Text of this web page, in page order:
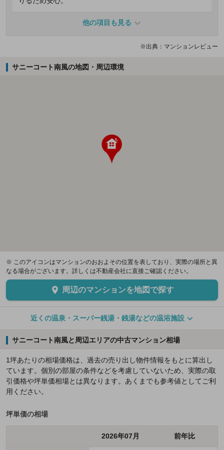
他の項目も見る
※出典：マンションレビュー
サニーコート南風の地図・周辺環境
※ このアイコンはマンションのおおよその位置を表しており、実際の場所と異
なる場合がございます。詳しくは不動産会社に直接ご確認ください。
周辺のマンションを地図で探す
近くの温泉・スーパー銭湯・銭湯などの温浴施設
サニーコート南風と周辺エリアの中古マンション相場
1坪あたりの相場価格は、過去の売り出し物件情報をもとに算出し
ています。個別の部屋の条件などを考慮していないため、実際の取
引価格や坪単価相場とは異なります。あくまでも参考値としてご利
用ください。
坪単価の相場
2026年07月 前年比